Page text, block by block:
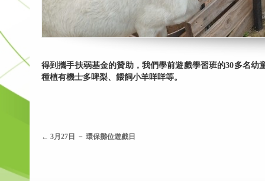
得到攜手扶弱基金的贊助，我們學前遊戲學習班的30多名
種植有機士多啤梨、餵飼小羊咩咩等。
← 3月27日 － 環保攤位遊戲日